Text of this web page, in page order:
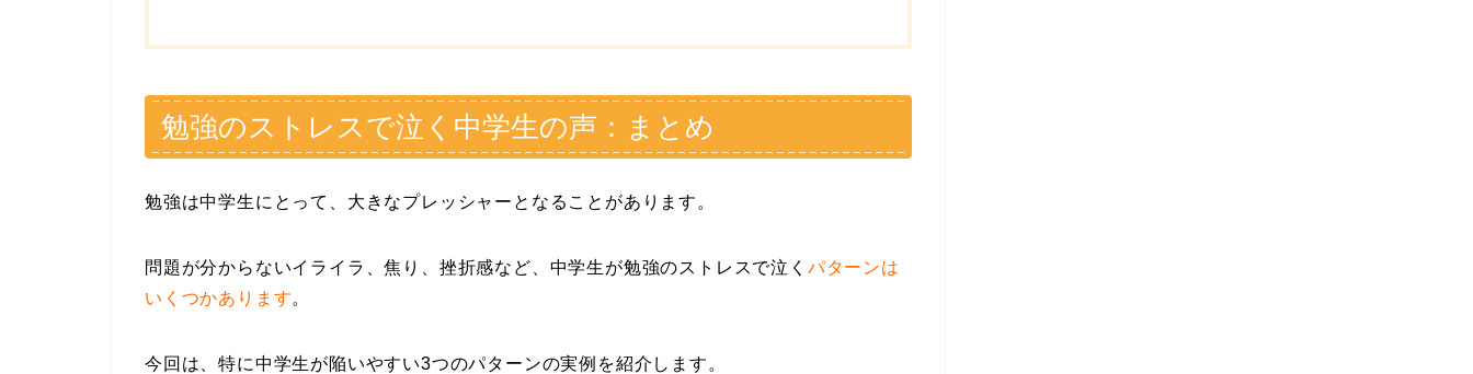
勉強のストレスで泣く中学生の声：まとめ
勉強は中学生にとって、大きなプレッシャーとなることがあります。
問題が分からないイライラ、焦り、挫折感など、中学生が勉強のストレスで泣く パターンは
いくつかあります。
今回は、特に中学生が陥いやすい3つのパターンの実例を紹介します。